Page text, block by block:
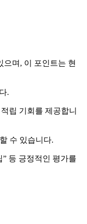
며, 이 포인트는 현
.
립 기회를 제공합니
수 있습니다.
등 긍정적인 평가를